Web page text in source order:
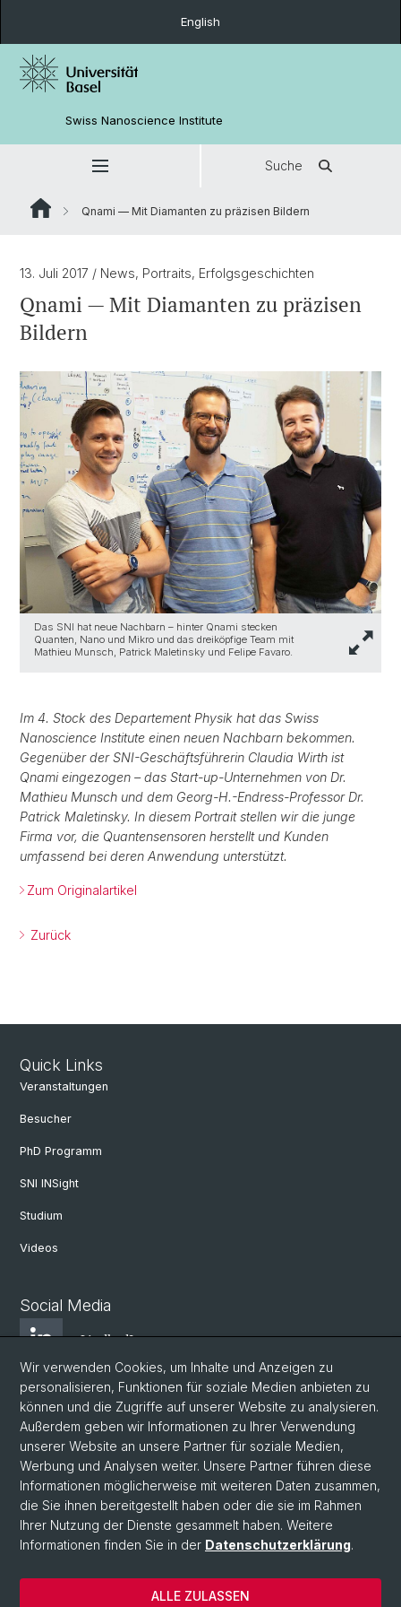
English
Swiss Nanoscience Institute
Suche
Qnami — Mit Diamanten zu präzisen Bildern
13. Juli 2017 / News, Portraits, Erfolgsgeschichten
Qnami — Mit Diamanten zu präzisen
Bildern
Das SNI hat neue Nachbarn – hinter Qnami stecken
Quanten, Nano und Mikro und das dreiköpfige Team mit
Mathieu Munsch, Patrick Maletinsky und Felipe Favaro.
Im 4. Stock des Departement Physik hat das Swiss
Nanoscience Institute einen neuen Nachbarn bekommen.
Gegenüber der SNI-Geschäftsführerin Claudia Wirth ist
Qnami eingezogen – das Start-up-Unternehmen von Dr.
Mathieu Munsch und dem Georg-H.-Endress-Professor Dr.
Patrick Maletinsky. In diesem Portrait stellen wir die junge
Firma vor, die Quantensensoren herstellt und Kunden
umfassend bei deren Anwendung unterstützt.
Zum Originalartikel
Zurück
Quick Links
Veranstaltungen
Besucher
PhD Programm
SNI INSight
Studium
Videos
Social Media
LindkedIn
BlueSky
YouTube
Instagram
© Universität Basel
Datenschutzerklärung
Wir verwenden Cookies, um Inhalte und Anzeigen zu
personalisieren, Funktionen für soziale Medien anbieten zu
können und die Zugriffe auf unserer Website zu analysieren.
Außerdem geben wir Informationen zu Ihrer Verwendung
unserer Website an unsere Partner für soziale Medien,
Werbung und Analysen weiter. Unsere Partner führen diese
Informationen möglicherweise mit weiteren Daten zusammen,
die Sie ihnen bereitgestellt haben oder die sie im Rahmen
Ihrer Nutzung der Dienste gesammelt haben. Weitere
Informationen finden Sie in der Datenschutzerklärung.
ALLE ZULASSEN